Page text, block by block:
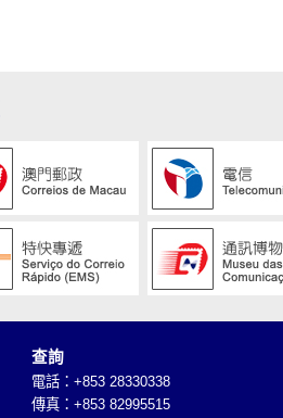
查詢
電話：+853 28330338
傳真：+853 82995515